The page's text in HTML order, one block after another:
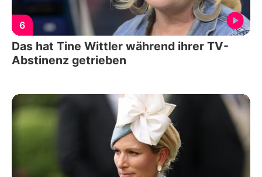
6
Das hat Tine Wittler während ihrer TV-
Abstinenz getrieben